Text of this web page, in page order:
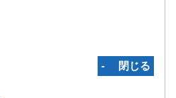
‐ 閉じる